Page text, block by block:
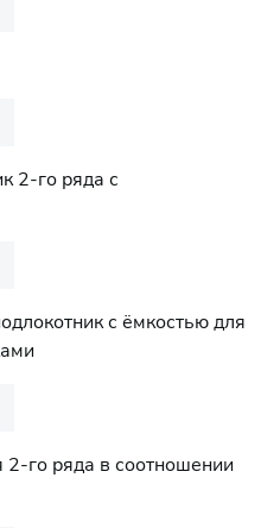
2-го ряда с
с ёмкостью для
2-го ряда в соотношении